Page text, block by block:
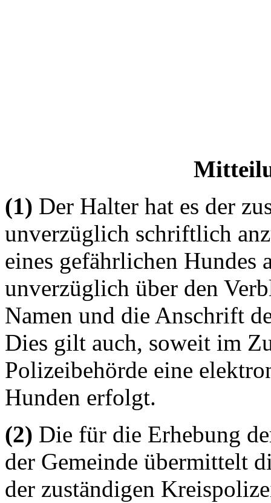
(1) Der Halter hat es der
unverzüglich schriftlich
eines gefährlichen Hundes
unverzüglich über den
Namen und die Anschrift
Dies gilt auch, soweit im
Polizeibehörde eine
Hunden erfolgt.
(2) Die für die Erhebung
der Gemeinde übermittelt
der zuständigen